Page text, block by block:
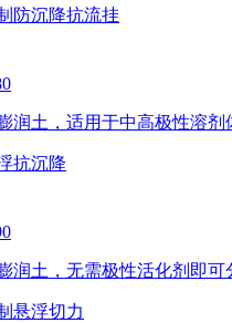
防沉降抗流挂
润土，适用于中高极性溶剂
抗沉降
润土，无需极性活化剂即可
悬浮切力